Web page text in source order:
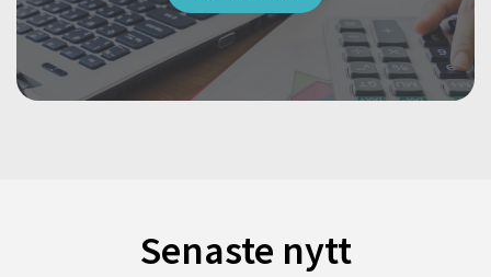
Senaste nytt